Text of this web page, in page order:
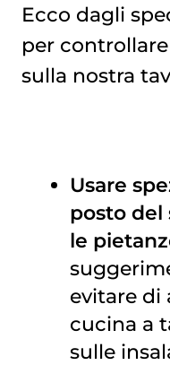
Ecco dagli
per
sulla nostra
Usare
posto del
le
evitare di
cucina a
sulle